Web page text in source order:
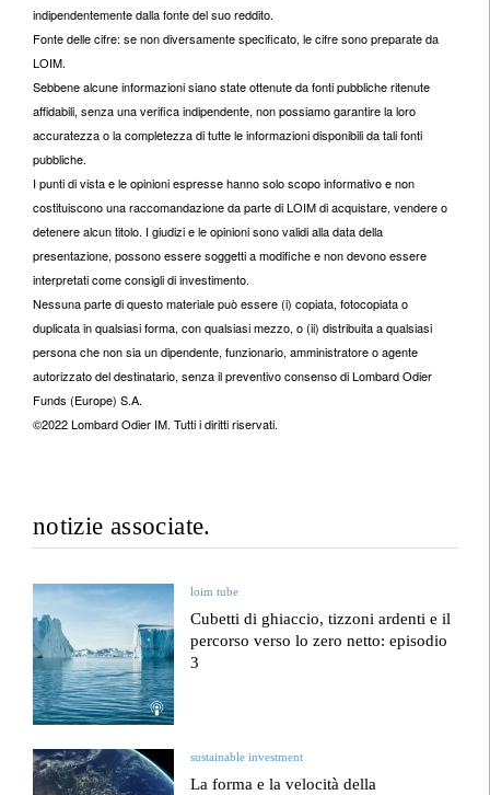
indipendentemente dalla fonte del suo reddito.
Fonte delle cifre: se non diversamente specificato, le cifre sono preparate da
LOIM.
Sebbene alcune informazioni siano state ottenute da fonti pubbliche ritenute
affidabili, senza una verifica indipendente, non possiamo garantire la loro
accuratezza o la completezza di tutte le informazioni disponibili da tali fonti
pubbliche.
I punti di vista e le opinioni espresse hanno solo scopo informativo e non
costituiscono una raccomandazione da parte di LOIM di acquistare, vendere o
detenere alcun titolo. I giudizi e le opinioni sono validi alla data della
presentazione, possono essere soggetti a modifiche e non devono essere
interpretati come consigli di investimento.
Nessuna parte di questo materiale può essere (i) copiata, fotocopiata o
duplicata in qualsiasi forma, con qualsiasi mezzo, o (ii) distribuita a qualsiasi
persona che non sia un dipendente, funzionario, amministratore o agente
autorizzato del destinatario, senza il preventivo consenso di Lombard Odier
Funds (Europe) S.A.
©2022 Lombard Odier IM. Tutti i diritti riservati.
notizie associate.
loim tube
Cubetti di ghiaccio, tizzoni ardenti e il
percorso verso lo zero netto: episodio
3
sustainable investment
La forma e la velocità della